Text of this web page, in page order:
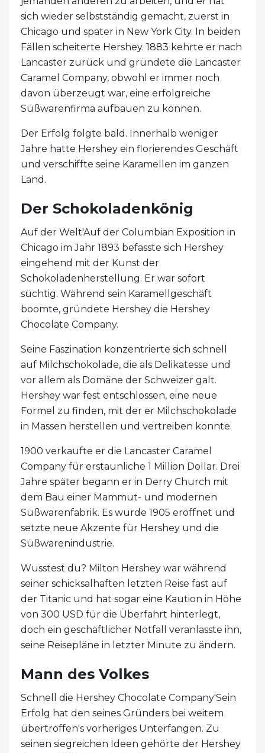
sich wieder selbstständig gemacht, zuerst in
Chicago und später in New York City. In beiden
Fällen scheiterte Hershey. 1883 kehrte er nach
Lancaster zurück und gründete die Lancaster
Caramel Company, obwohl er immer noch
davon überzeugt war, eine erfolgreiche
Süßwarenfirma aufbauen zu können.
Der Erfolg folgte bald. Innerhalb weniger
Jahre hatte Hershey ein florierendes Geschäft
und verschiffte seine Karamellen im ganzen
Land.
Der Schokoladenkönig
Auf der Welt'Auf der Columbian Exposition in
Chicago im Jahr 1893 befasste sich Hershey
eingehend mit der Kunst der
Schokoladenherstellung. Er war sofort
süchtig. Während sein Karamellgeschäft
boomte, gründete Hershey die Hershey
Chocolate Company.
Seine Faszination konzentrierte sich schnell
auf Milchschokolade, die als Delikatesse und
vor allem als Domäne der Schweizer galt.
Hershey war fest entschlossen, eine neue
Formel zu finden, mit der er Milchschokolade
in Massen herstellen und vertreiben konnte.
1900 verkaufte er die Lancaster Caramel
Company für erstaunliche 1 Million Dollar. Drei
Jahre später begann er in Derry Church mit
dem Bau einer Mammut- und modernen
Süßwarenfabrik. Es wurde 1905 eröffnet und
setzte neue Akzente für Hershey und die
Süßwarenindustrie.
Wusstest du? Milton Hershey war während
seiner schicksalhaften letzten Reise fast auf
der Titanic und hat sogar eine Kaution in Höhe
von 300 USD für die Überfahrt hinterlegt,
doch ein geschäftlicher Notfall veranlasste ihn,
seine Reisepläne in letzter Minute zu ändern.
Mann des Volkes
Schnell die Hershey Chocolate Company'Sein
Erfolg hat den seines Gründers bei weitem
übertroffen's vorheriges Unterfangen. Zu
seinen siegreichen Ideen gehörte der Hershey